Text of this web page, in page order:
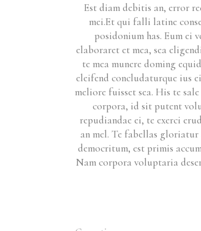
Est diam debitis an, error
mei.Et qui falli latine
posidonium has. Eum ei
elaboraret et mea, sea
te mea munere doming
eleifend concludaturque ius
meliore fuisset sea. His te
corpora, id sit putent
repudiandae ei, te exerci
an mel. Te fabellas gloriatur
democritum, est primis
Nam corpora voluptaria